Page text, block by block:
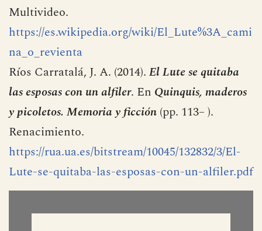
revienta[Película]. M.G.C. Producciones
Cinematográficas y Audiovisuales /
Multivideo.
https://es.wikipedia.org/wiki/El_Lute%3A_cami
na_o_revienta
Ríos Carratalá, J. A. (2014).El Lute se quitaba
las esposas con un alfiler
y picoletos. Memoria y ficción(pp. 113– ).
Renacimiento.
https://rua.ua.es/bitstream/10045/132832/3/El-
Lute-se-quitaba-las-esposas-con-un-alfiler.pdf